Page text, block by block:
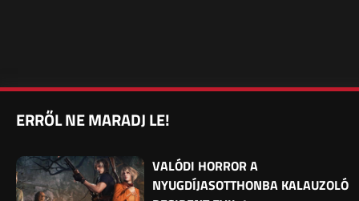
ERRŐL NE MARADJ LE!
VALÓDI HORROR A
NYUGDÍJASOTTHONBA KALAUZOLÓ